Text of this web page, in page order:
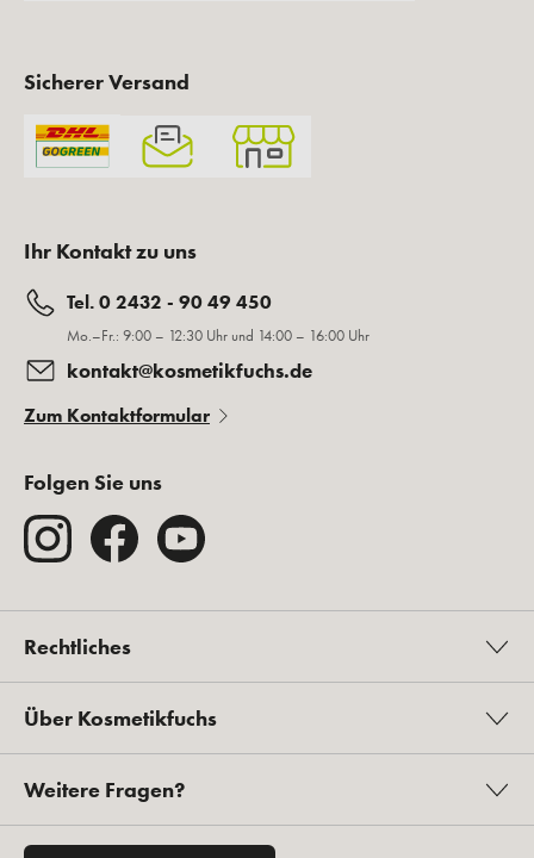
Sicherer Versand
Ihr Kontakt zu uns
Tel. 0 2432 - 90 49 450
Mo.–Fr.: 9:00 – 12:30 Uhr und 14:00 – 16:00 Uhr
kontakt@kosmetikfuchs.de
Zum Kontaktformular
Folgen Sie uns
Rechtliches
Über Kosmetikfuchs
Weitere Fragen?